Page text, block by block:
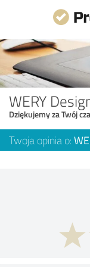
WERY
Dziękujemy za Twój
Twoja opinia o: